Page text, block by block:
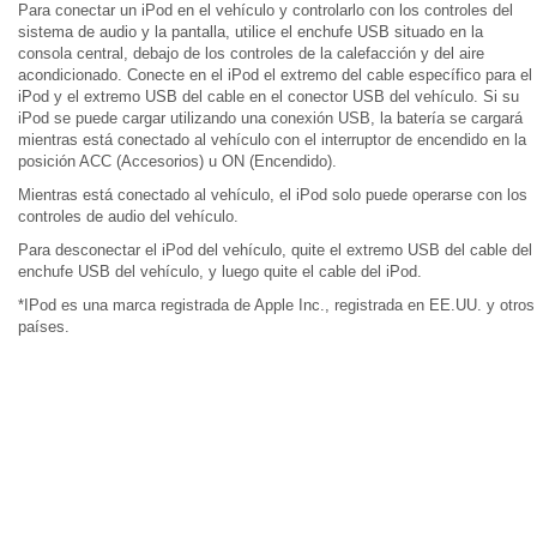
Para conectar un iPod en el vehículo y controlarlo con los controles del
sistema de audio y la pantalla, utilice el enchufe USB situado en la
consola central, debajo de los controles de la calefacción y del aire
acondicionado. Conecte en el iPod el extremo del cable específico para el
iPod y el extremo USB del cable en el conector USB del vehículo. Si su
iPod se puede cargar utilizando una conexión USB, la batería se cargará
mientras está conectado al vehículo con el interruptor de encendido en la
posición ACC (Accesorios) u ON (Encendido).
Mientras está conectado al vehículo, el iPod solo puede operarse con los
controles de audio del vehículo.
Para desconectar el iPod del vehículo, quite el extremo USB del cable del
enchufe USB del vehículo, y luego quite el cable del iPod.
*IPod es una marca registrada de Apple Inc., registrada en EE.UU. y otros
países.